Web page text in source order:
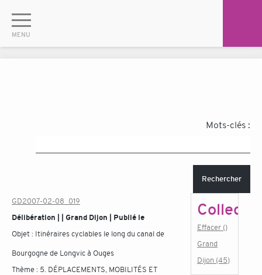
Mots-clés :
Rechercher
GD2007-02-08_019
Délibération | | Grand Dijon | Publié le
Objet : Itinéraires cyclables le long du canal de
Bourgogne de Longvic à Ouges
Thème : 5. DÉPLACEMENTS, MOBILITÉS ET
Effacer ()
Grand
Dijon (45)